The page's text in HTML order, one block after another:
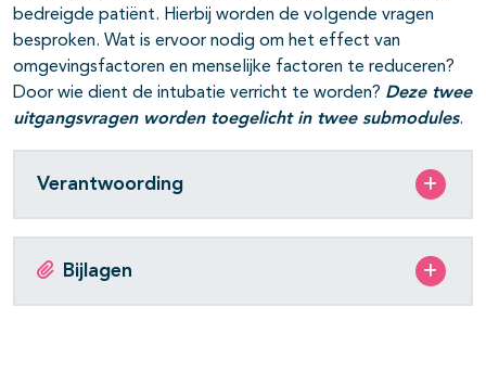
bedreigde patiënt. Hierbij worden de volgende vragen
besproken. Wat is ervoor nodig om het effect van
omgevingsfactoren en menselijke factoren te reduceren?
Door wie dient de intubatie verricht te worden? Deze twee
uitgangsvragen worden toegelicht in twee submodules.
Verantwoording
Bijlagen